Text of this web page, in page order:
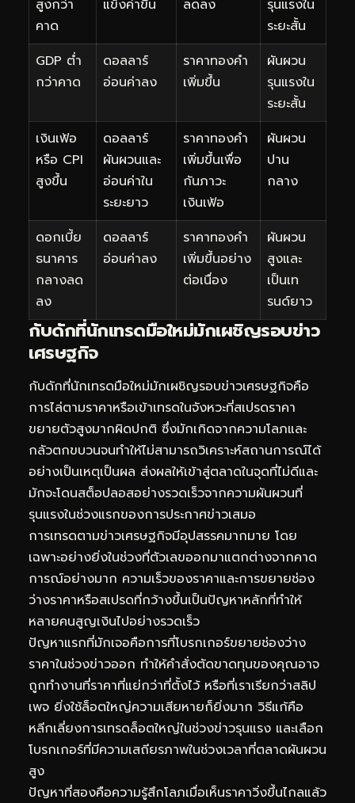
สูงกว่า
คาด
แข็งค่าขึ้น ลดลง
รุนแรงใน
ระยะสั้น
GDP ต่ำ
กว่าคาด
ดอลลาร์
อ่อนค่าลง
ราคาทองคำ
เพิ่มขึ้น
ผันผวน
รุนแรงใน
ระยะสั้น
เงินเฟ้อ
หรือ CPI
สูงขึ้น
ดอลลาร์
ผันผวนและ
อ่อนค่าใน
ระยะยาว
ราคาทองคำ
เพิ่มขึ้นเพื่อ
กันภาวะ
เงินเฟ้อ
ผันผวน
ปาน
กลาง
ดอกเบี้ย
ธนาคาร
กลางลด
ลง
ดอลลาร์
อ่อนค่าลง
ราคาทองคำ
เพิ่มขึ้นอย่าง
ต่อเนื่อง
ผันผวน
สูงและ
เป็นเท
รนด์ยาว
กับดักที่นักเทรดมือใหม่มักเผชิญรอบข่าว
เศรษฐกิจ
กับดักที่นักเทรดมือใหม่มักเผชิญรอบข่าวเศรษฐกิจคือ
การไล่ตามราคาหรือเข้าเทรดในจังหวะที่สเปรดราคา
ขยายตัวสูงมากผิดปกติ ซึ่งมักเกิดจากความโลภและ
กลัวตกขบวนจนทำให้ไม่สามารถวิเคราะห์สถานการณ์ได้
อย่างเป็นเหตุเป็นผล ส่งผลให้เข้าสู่ตลาดในจุดที่ไม่ดีและ
มักจะโดนสต็อปลอสอย่างรวดเร็วจากความผันผวนที่
รุนแรงในช่วงแรกของการประกาศข่าวเสมอ
การเทรดตามข่าวเศรษฐกิจมีอุปสรรคมากมาย โดย
เฉพาะอย่างยิ่งในช่วงที่ตัวเลขออกมาแตกต่างจากคาด
การณ์อย่างมาก ความเร็วของราคาและการขยายช่อง
ว่างราคาหรือสเปรดที่กว้างขึ้นเป็นปัญหาหลักที่ทำให้
หลายคนสูญเงินไปอย่างรวดเร็ว
ปัญหาแรกที่มักเจอคือการที่โบรกเกอร์ขยายช่องว่าง
ราคาในช่วงข่าวออก ทำให้คำสั่งตัดขาดทุนของคุณอาจ
ถูกทำงานที่ราคาที่แย่กว่าที่ตั้งไว้ หรือที่เราเรียกว่าสลิป
เพจ ยิ่งใช้ล็อตใหญ่ความเสียหายก็ยิ่งมาก วิธีแก้คือ
หลีกเลี่ยงการเทรดล็อตใหญ่ในช่วงข่าวรุนแรง และเลือก
โบรกเกอร์ที่มีความเสถียรภาพในช่วงเวลาที่ตลาดผันผวน
สูง
ปัญหาที่สองคือความรู้สึกโลภเมื่อเห็นราคาวิ่งขึ้นไกลแล้ว